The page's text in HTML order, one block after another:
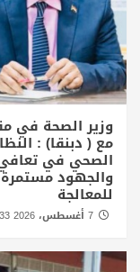
وزير الصحة في
مع ( دبنقا) :
الصحي في
والجهود مستمرة
للمعالجة